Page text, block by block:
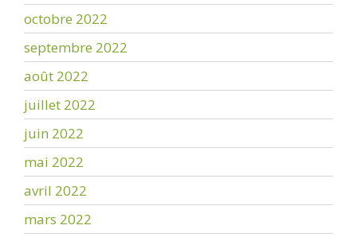
octobre 2022
septembre 2022
août 2022
juillet 2022
juin 2022
mai 2022
avril 2022
mars 2022